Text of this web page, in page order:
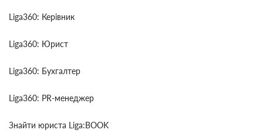
Liga360: Керівник
Liga360: Юрист
Liga360: Бухгалтер
Liga360: PR-менеджер
Знайти юриста Liga:BOOK